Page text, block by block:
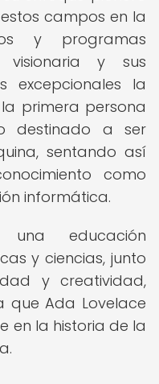
campos en la
y programas
visionaria y sus
excepcionales la
primera persona
destinado a ser
sentando así
como
informática.
educación
y ciencias, junto
y creatividad,
Ada Lovelace
en la historia de la